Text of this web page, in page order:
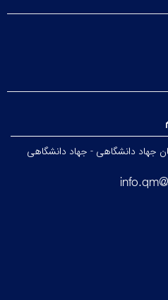
جهاد دانشگاهی - جهاد دانشگاهی